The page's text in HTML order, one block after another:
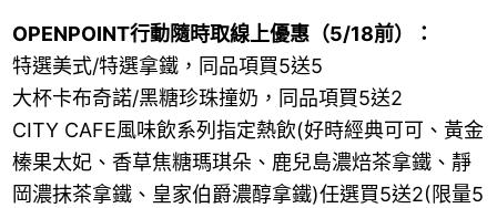
OPENPOINT行動隨時取線上優惠（5/18前）：
特選美式/特選拿鐵，同品項買5送5
大杯卡布奇諾/黑糖珍珠撞奶，同品項買5送2
CITY CAFE風味飲系列指定熱飲(好時經典可可、黃金
榛果太妃、香草焦糖瑪琪朵、鹿兒島濃焙茶拿鐵、靜
岡濃抹茶拿鐵、皇家伯爵濃醇拿鐵)任選買5送2(限量5